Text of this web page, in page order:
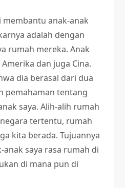
membantu anak-anak
adalah dengan
rumah mereka. Anak
dan juga Cina.
dia berasal dari dua
pemahaman tentang
saya. Alih-alih rumah
tertentu, rumah
kita berada. Tujuannya
saya rasa rumah di
di mana pun di